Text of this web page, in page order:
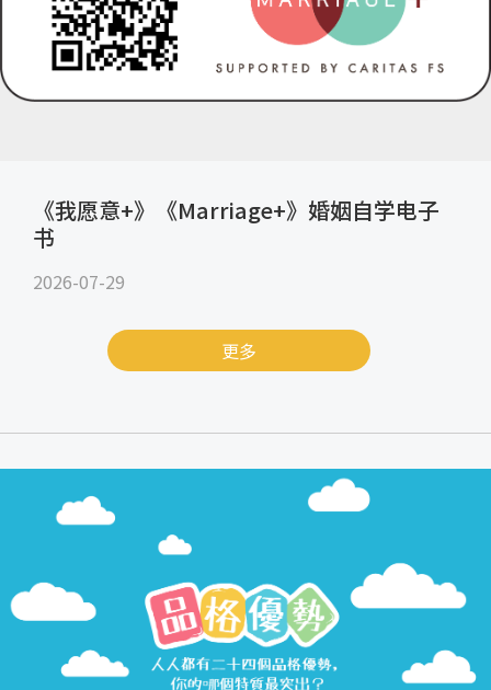
《我愿意+》《Marriage+》婚姻自学电子
书
2026-07-29
更多